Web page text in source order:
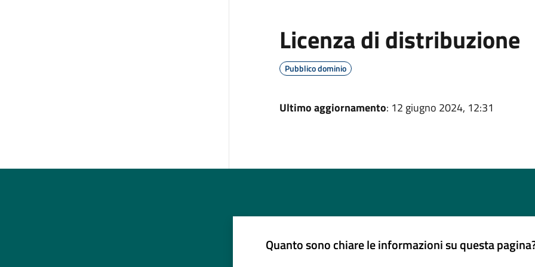
Licenza di distribuzione
Pubblico dominio
Ultimo aggiornamento: 12 giugno 2024, 12:31
Quanto sono chiare le informazioni su questa